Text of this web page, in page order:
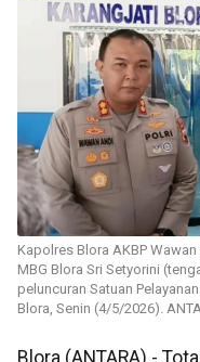
Kapolres Blora AKBP
MBG Blora Sri Setyorini
peluncuran Satuan
Blora, Senin (4/5/2026).